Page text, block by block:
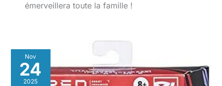
émerveillera toute la famille !
Nov
24
2025